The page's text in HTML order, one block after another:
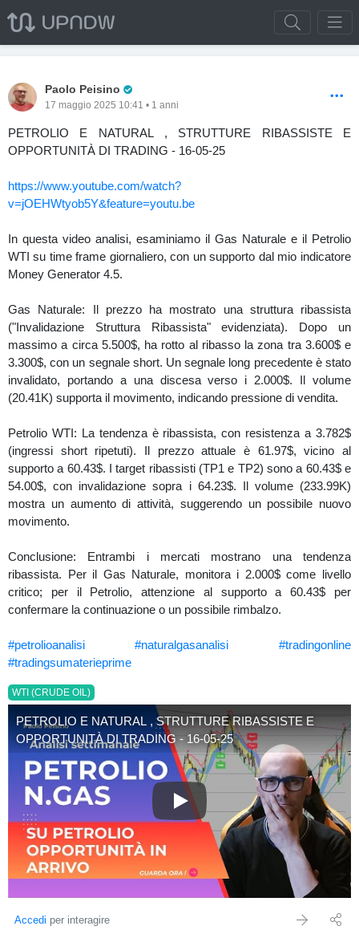
Paolo Peisino
17 maggio 2025 10:41 • 1 anni
PETROLIO E NATURAL , STRUTTURE RIBASSISTE E
OPPORTUNITÀ DI TRADING - 16-05-25
https://www.youtube.com/watch?
v=jOEHWtyob5Y&feature=youtu.be
In questa video analisi, esaminiamo il Gas Naturale e il Petrolio
WTI su time frame giornaliero, con un supporto dal mio indicatore
Money Generator 4.5.
Gas Naturale: Il prezzo ha mostrato una struttura ribassista
("Invalidazione Struttura Ribassista" evidenziata). Dopo un
massimo a circa 5.500$, ha rotto al ribasso la zona tra 3.600$ e
3.300$, con un segnale short. Un segnale long precedente è stato
invalidato, portando a una discesa verso i 2.000$. Il volume
(20.41K) supporta il movimento, indicando pressione di vendita.
Petrolio WTI: La tendenza è ribassista, con resistenza a 3.782$
(ingressi short ripetuti). Il prezzo attuale è 61.97$, vicino al
supporto a 60.43$. I target ribassisti (TP1 e TP2) sono a 60.43$ e
54.00$, con invalidazione sopra i 64.23$. Il volume (233.99K)
mostra un aumento di attività, suggerendo un possibile nuovo
movimento.
Conclusione: Entrambi i mercati mostrano una tendenza
ribassista. Per il Gas Naturale, monitora i 2.000$ come livello
critico; per il Petrolio, attenzione al supporto a 60.43$ per
confermare la continuazione o un possibile rimbalzo.
#petrolioanalisi #naturalgasanalisi
#tradingonline
#tradingsumaterieprime
WTI (CRUDE OIL)
PETROLIO E NATURAL , STRUTTURE RIBASSISTE E
OPPORTUNITÀ DI TRADING - 16-05-25
PETROLIO E NATURAL ,
Accedi per interagire